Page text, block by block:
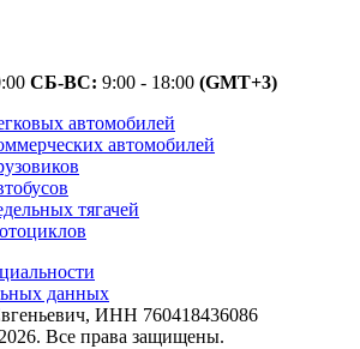
СБ-ВС: 9:00 - 18:00 (GMT+3)
автомобилей
автомобилей
тягачей
данных
ИНН 760418436086
Все права защищены.